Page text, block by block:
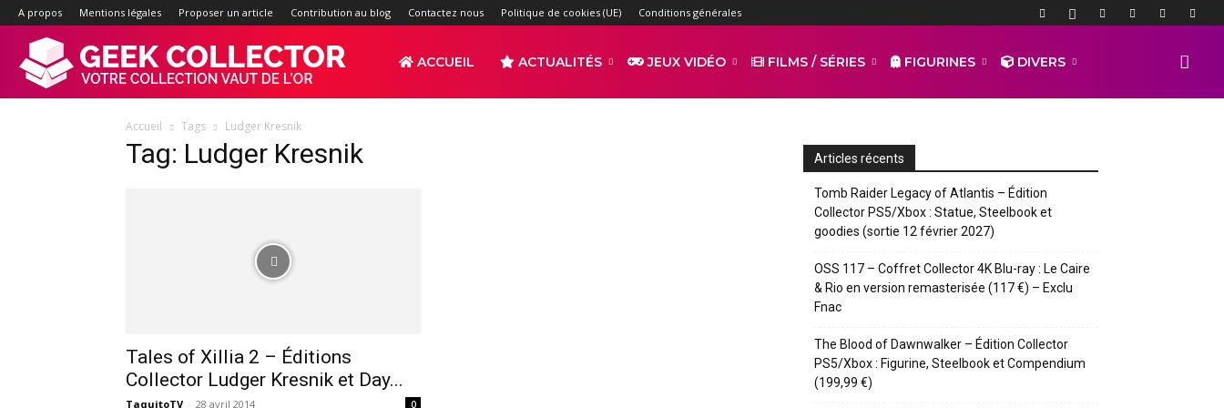
A propos Mentions légales Proposer un article Contribution au blog Contactez nous Politique de cookies (UE) Conditions générales
d'actualités
ACCUEIL ACTUALITÉS JEUX VIDÉO FILMS / SÉRIES FIGURINES DIVERS
Accueil Tags Ludger Kresnik
Tag: Ludger Kresnik
Tales of Xillia 2 – Éditions
Collector Ludger Kresnik et Day...
TaquitoTV - 28 avril 2014 0
Articles récents
Tomb Raider Legacy of Atlantis – Édition
Collector PS5/Xbox : Statue, Steelbook et
goodies (sortie 12 février 2027)
OSS 117 – Coffret Collector 4K Blu-ray : Le Caire
& Rio en version remasterisée (117 €) – Exclu
Fnac
The Blood of Dawnwalker – Édition Collector
PS5/Xbox : Figurine, Steelbook et Compendium
(199,99 €)